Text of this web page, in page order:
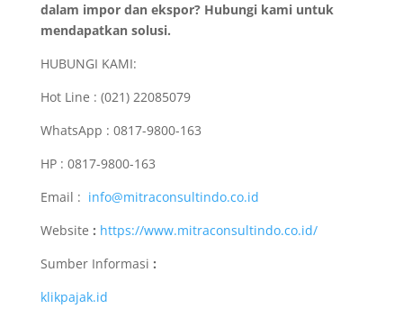
dalam impor dan ekspor? Hubungi kami untuk
mendapatkan solusi.
HUBUNGI KAMI:
Hot Line : (021) 22085079
WhatsApp : 0817-9800-163
HP : 0817-9800-163
Email : info@mitraconsultindo.co.id
Website : https://www.mitraconsultindo.co.id/
Sumber Informasi :
klikpajak.id